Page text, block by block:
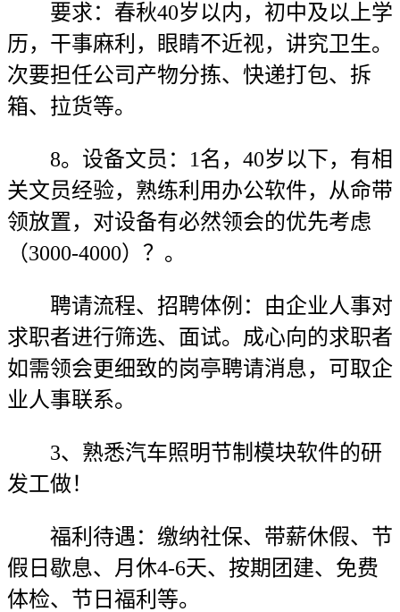
要求：春秋40岁以内，初中及以上学
历，干事麻利，眼睛不近视，讲究卫生。
次要担任公司产物分拣、快递打包、拆
箱、拉货等。
8。设备文员：1名，40岁以下，有相
关文员经验，熟练利用办公软件，从命带
领放置，对设备有必然领会的优先考虑
（3000-4000）？。
聘请流程、招聘体例：由企业人事对
求职者进行筛选、面试。成心向的求职者
如需领会更细致的岗亭聘请消息，可取企
业人事联系。
3、熟悉汽车照明节制模块软件的研
发工做！
福利待遇：缴纳社保、带薪休假、节
假日歇息、月休4-6天、按期团建、免费
体检、节日福利等。